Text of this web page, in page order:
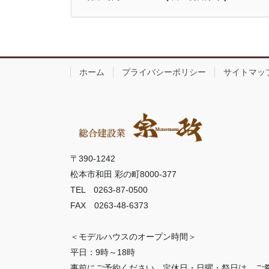
ホーム プライバシーポリシー サイトマッ
〒390-1242
松本市和田 彩の町8000-377
TEL 0263-87-0500
FAX 0263-48-6373
＜モデルハウスのオープン時間＞
平日：9時～18時